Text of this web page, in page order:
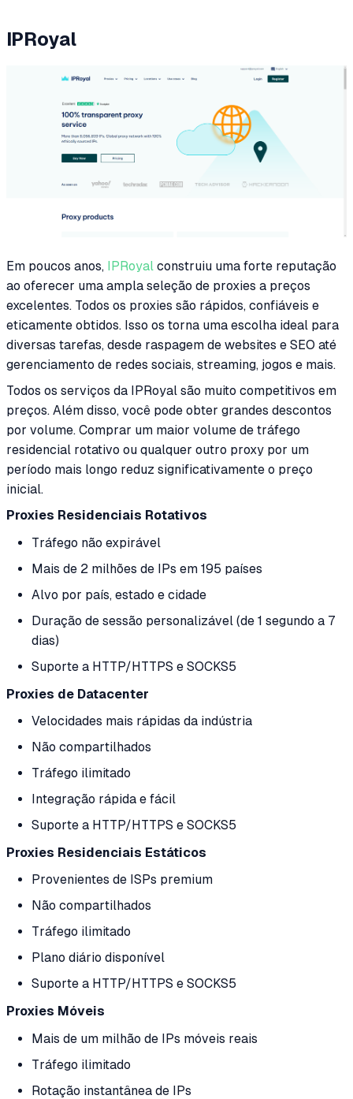
IPRoyal
Em poucos anos, IPRoyal construiu uma forte reputação
ao oferecer uma ampla seleção de proxies a preços
excelentes. Todos os proxies são rápidos, confiáveis e
eticamente obtidos. Isso os torna uma escolha ideal para
diversas tarefas, desde raspagem de websites e SEO até
gerenciamento de redes sociais, streaming, jogos e mais.
Todos os serviços da IPRoyal são muito competitivos em
preços. Além disso, você pode obter grandes descontos
por volume. Comprar um maior volume de tráfego
residencial rotativo ou qualquer outro proxy por um
período mais longo reduz significativamente o preço
inicial.
Proxies Residenciais Rotativos
Tráfego não expirável
Mais de 2 milhões de IPs em 195 países
Alvo por país, estado e cidade
Duração de sessão personalizável (de 1 segundo a 7
dias)
Suporte a HTTP/HTTPS e SOCKS5
Proxies de Datacenter
Velocidades mais rápidas da indústria
Não compartilhados
Tráfego ilimitado
Integração rápida e fácil
Suporte a HTTP/HTTPS e SOCKS5
Proxies Residenciais Estáticos
Provenientes de ISPs premium
Não compartilhados
Tráfego ilimitado
Plano diário disponível
Suporte a HTTP/HTTPS e SOCKS5
Proxies Móveis
Mais de um milhão de IPs móveis reais
Tráfego ilimitado
Rotação instantânea de IPs